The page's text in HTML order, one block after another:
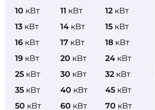
10 кВт 11 кВт 12 кВт
13 кВт 14 кВт 15 кВт
16 кВт 17 кВт 18 кВт
19 кВт 20 кВт 24 кВт
25 кВт 30 кВт 32 кВт
35 кВт 40 кВт 45 кВт
50 кВт 60 кВт 70 кВт